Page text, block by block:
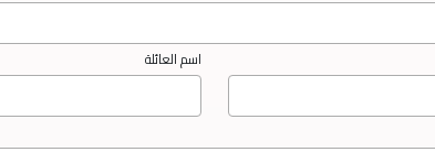
اسم العائلة